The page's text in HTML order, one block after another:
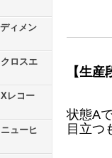
ィメン
ロスエ
レコー
ューヒ
【生
状態A
目立つ